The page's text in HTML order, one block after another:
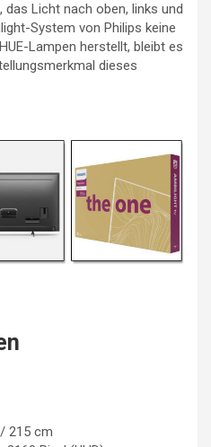
Licht nach oben, links und
System von Philips keine
Lampen herstellt, bleibt es
dieses
215 cm